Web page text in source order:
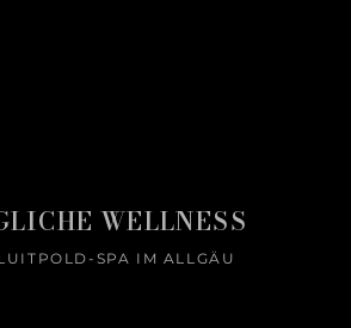
WELLNESS
SPA IM ALLGÄU